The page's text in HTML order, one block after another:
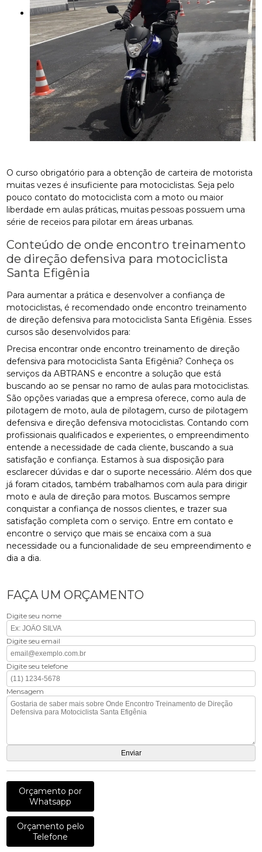
O curso obrigatório para a obtenção de carteira de motorista
muitas vezes é insuficiente para motociclistas. Seja pelo
pouco contato do motociclista com a moto ou maior
liberdade em aulas práticas, muitas pessoas possuem uma
série de receios para pilotar em áreas urbanas.
Conteúdo de onde encontro treinamento
de direção defensiva para motociclista
Santa Efigênia
Para aumentar a prática e desenvolver a confiança de
motociclistas, é recomendado onde encontro treinamento
de direção defensiva para motociclista Santa Efigênia. Esses
cursos são desenvolvidos para:
Precisa encontrar onde encontro treinamento de direção
defensiva para motociclista Santa Efigênia? Conheça os
serviços da ABTRANS e encontre a solução que está
buscando ao se pensar no ramo de aulas para motociclistas.
São opções variadas que a empresa oferece, como aula de
pilotagem de moto, aula de pilotagem, curso de pilotagem
defensiva e direção defensiva motociclistas. Contando com
profissionais qualificados e experientes, o empreendimento
entende a necessidade de cada cliente, buscando a sua
satisfação e confiança. Estamos à sua disposição para
esclarecer dúvidas e dar o suporte necessário. Além dos que
já foram citados, também trabalhamos com aula para dirigir
moto e aula de direção para motos. Buscamos sempre
conquistar a confiança de nossos clientes, e trazer sua
satisfação completa com o serviço. Entre em contato e
encontre o serviço que mais se encaixa com a sua
necessidade ou a funcionalidade de seu empreendimento e
dia a dia.
FAÇA UM ORÇAMENTO
Digite seu nome
Digite seu email
Digite seu telefone
Mensagem
Orçamento por
Whatsapp
Orçamento pelo
Telefone